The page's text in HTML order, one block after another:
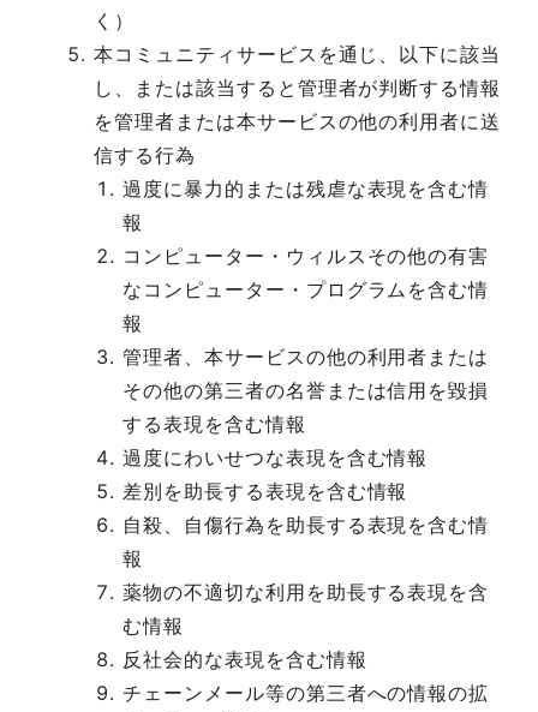
く）
本コミュニティサービスを通じ、以下に該当
し、または該当すると管理者が判断する情報
を管理者または本サービスの他の利用者に送
信する行為
過度に暴力的または残虐な表現を含む情
報
コンピューター・ウィルスその他の有害
なコンピューター・プログラムを含む情
報
管理者、本サービスの他の利用者または
その他の第三者の名誉または信用を毀損
する表現を含む情報
過度にわいせつな表現を含む情報
差別を助長する表現を含む情報
自殺、自傷行為を助長する表現を含む情
報
薬物の不適切な利用を助長する表現を含
む情報
反社会的な表現を含む情報
チェーンメール等の第三者への情報の拡